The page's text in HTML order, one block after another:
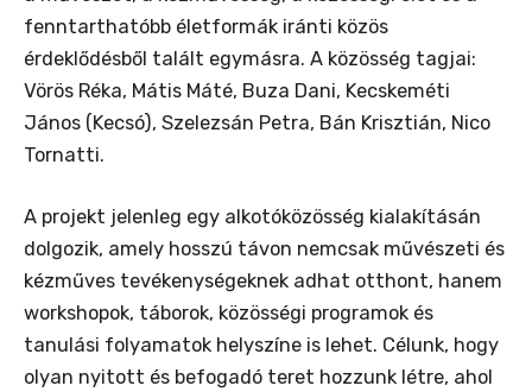
fenntarthatóbb életformák iránti közös
érdeklődésből talált egymásra. A közösség tagjai:
Vörös Réka, Mátis Máté, Buza Dani, Kecskeméti
János (Kecsó), Szelezsán Petra, Bán Krisztián, Nico
Tornatti.
A projekt jelenleg egy alkotóközösség kialakításán
dolgozik, amely hosszú távon nemcsak művészeti és
kézműves tevékenységeknek adhat otthont, hanem
workshopok, táborok, közösségi programok és
tanulási folyamatok helyszíne is lehet. Célunk, hogy
olyan nyitott és befogadó teret hozzunk létre, ahol